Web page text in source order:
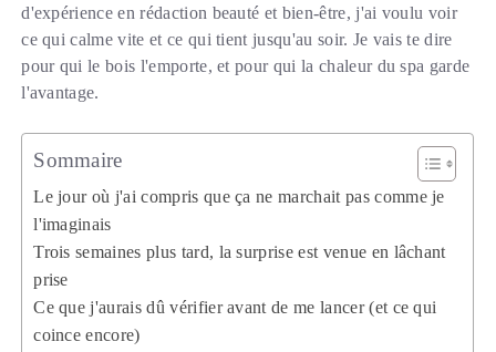
d'expérience en rédaction beauté et bien-être, j'ai voulu voir
ce qui calme vite et ce qui tient jusqu'au soir. Je vais te dire
pour qui le bois l'emporte, et pour qui la chaleur du spa garde
l'avantage.
Sommaire
Le jour où j'ai compris que ça ne marchait pas comme je
l'imaginais
Trois semaines plus tard, la surprise est venue en lâchant
prise
Ce que j'aurais dû vérifier avant de me lancer (et ce qui
coince encore)